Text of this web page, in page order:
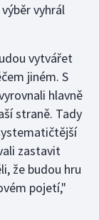
vyhrál
vytvářet
jiném. S
hlavně
straně. Tady
zastavit
že budou hru
pojetí,"